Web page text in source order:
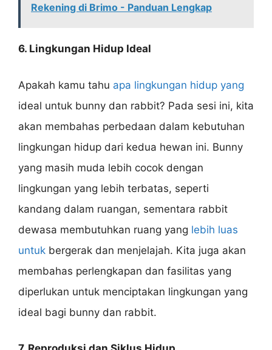
Rekening di Brimo - Panduan Lengkap
6. Lingkungan Hidup Ideal
Apakah kamu tahu apa lingkungan hidup yang
ideal untuk bunny dan rabbit? Pada sesi ini, kita
akan membahas perbedaan dalam kebutuhan
lingkungan hidup dari kedua hewan ini. Bunny
yang masih muda lebih cocok dengan
lingkungan yang lebih terbatas, seperti
kandang dalam ruangan, sementara rabbit
dewasa membutuhkan ruang yang lebih luas
untuk bergerak dan menjelajah. Kita juga akan
membahas perlengkapan dan fasilitas yang
diperlukan untuk menciptakan lingkungan yang
ideal bagi bunny dan rabbit.